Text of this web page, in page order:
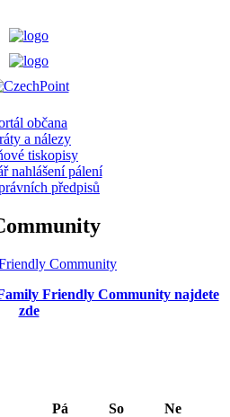
občana
a nálezy
tiskopisy
nahlášení pálení
předpisů
Friendly Community najdete
zde
Pá So Ne